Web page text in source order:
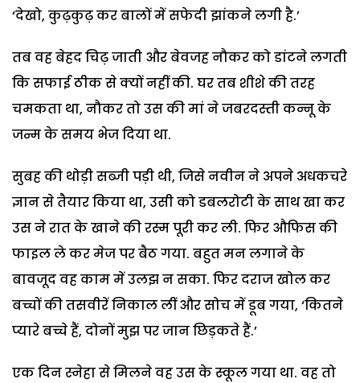
‘देखो, कुढ़कुढ़ कर बालों में सफेदी झांकने लगी है.’
तब वह बेहद चिढ़ जाती और बेवजह नौकर को डांटने लगती
कि सफाई ठीक से क्यों नहीं की. घर तब शीशे की तरह
चमकता था, नौकर तो उस की मां ने जबरदस्ती कन्नू के
जन्म के समय भेज दिया था.
सुबह की थोड़ी सब्जी पड़ी थी, जिसे नवीन ने अपने अधकचरे
ज्ञान से तैयार किया था, उसी को डबलरोटी के साथ खा कर
उस ने रात के खाने की रस्म पूरी कर ली. फिर औफिस की
फाइल ले कर मेज पर बैठ गया. बहुत मन लगाने के
बावजूद वह काम में उलझ न सका. फिर दराज खोल कर
बच्चों की तसवीरें निकाल लीं और सोच में डूब गया, ‘कितने
प्यारे बच्चे हैं, दोनों मुझ पर जान छिड़कते हैं.’
एक दिन स्नेहा से मिलने वह उस के स्कूल गया था. वह तो